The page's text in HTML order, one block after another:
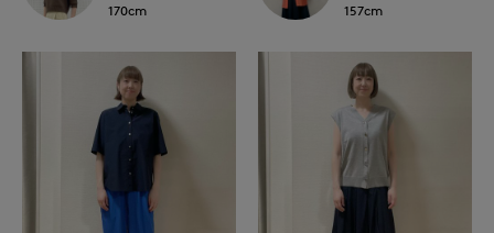
170cm
157cm